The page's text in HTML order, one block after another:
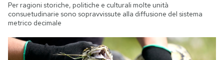
Per ragioni storiche, politiche e culturali molte unità
consuetudinarie sono sopravvissute alla diffusione del sistema
metrico decimale